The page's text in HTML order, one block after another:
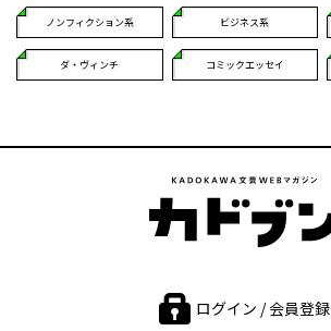
ノンフィクション系 ビジネス系
ダ・ヴィンチ コミックエッセイ
ログイン / 会員登録